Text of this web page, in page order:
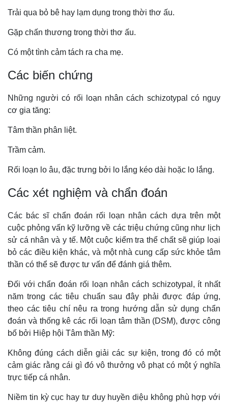
Trải qua bỏ bê hay lạm dụng trong thời thơ ấu.
Gặp chấn thương trong thời thơ ấu.
Có một tình cảm tách ra cha mẹ.
Các biến chứng
Những người có rối loạn nhân cách schizotypal có nguy
cơ gia tăng:
Tâm thần phân liệt.
Trầm cảm.
Rối loạn lo âu, đặc trưng bởi lo lắng kéo dài hoặc lo lắng.
Các xét nghiệm và chẩn đoán
Các bác sĩ chẩn đoán rối loạn nhân cách dựa trên một
cuộc phỏng vấn kỹ lưỡng về các triệu chứng cũng như lịch
sử cá nhân và y tế. Một cuộc kiểm tra thể chất sẽ giúp loại
bỏ các điều kiện khác, và một nhà cung cấp sức khỏe tâm
thần có thể sẽ được tư vấn để đánh giá thêm.
Đối với chẩn đoán rối loạn nhân cách schizotypal, ít nhất
năm trong các tiêu chuẩn sau đây phải được đáp ứng,
theo các tiêu chí nêu ra trong hướng dẫn sử dụng chẩn
đoán và thống kê các rối loạn tâm thần (DSM), được công
bố bởi Hiệp hội Tâm thần Mỹ:
Không đúng cách diễn giải các sự kiện, trong đó có một
cảm giác rằng cái gì đó vô thưởng vô phạt có một ý nghĩa
trực tiếp cá nhân.
Niềm tin kỳ cục hay tư duy huyền diệu không phù hợp với